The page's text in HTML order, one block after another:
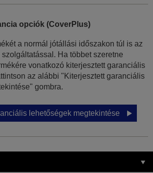
opciók (CoverPlus)
a normál jótállási időszakon túl is az
Ha többet szeretne
vonatkozó kiterjesztett garanciális
az alábbi "Kiterjesztett garanciális
gombra.
lehetőségek megtekintése